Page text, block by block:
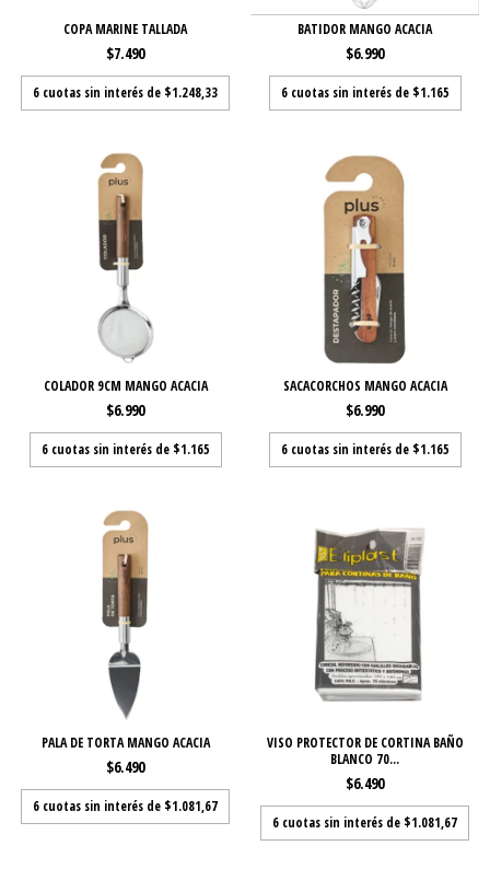
COPA MARINE TALLADA
$7.490
6 cuotas sin interés de $1.248,33
BATIDOR MANGO ACACIA
$6.990
6 cuotas sin interés de $1.165
COLADOR 9CM MANGO ACACIA
$6.990
6 cuotas sin interés de $1.165
SACACORCHOS MANGO ACACIA
$6.990
6 cuotas sin interés de $1.165
PALA DE TORTA MANGO ACACIA
$6.490
6 cuotas sin interés de $1.081,67
VISO PROTECTOR DE CORTINA BAÑO
BLANCO 70...
$6.490
6 cuotas sin interés de $1.081,67